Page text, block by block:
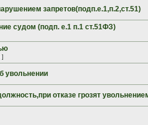
запретов(подп.е.1,п.2,ст.51)
судом (подп. е.1 п.1 ст.51ФЗ)
]
увольнении
отказе грозят